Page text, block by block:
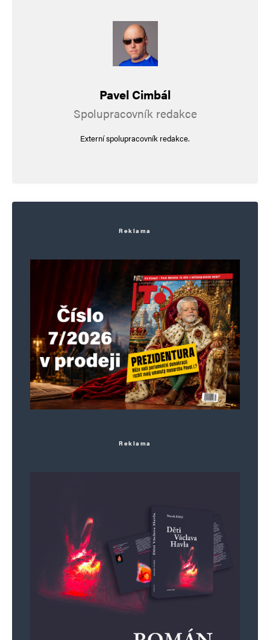
Pavel Cimbál
Spolupracovník redakce
Externí spolupracovník redakce.
Reklama
Reklama